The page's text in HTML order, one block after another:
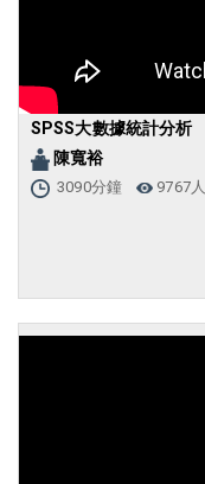
SPSS大數據統計分析
陳寬裕
3090分鐘 9767人